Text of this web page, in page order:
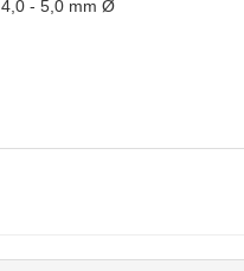
4,0 - 5,0 mm Ø